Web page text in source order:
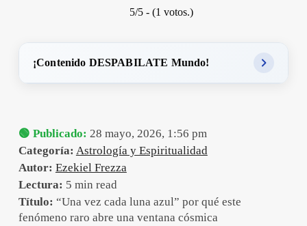
5/5 - (1 votos.)
¡Contenido DESPABILATE Mundo!
🟢 Publicado: 28 mayo, 2026, 1:56 pm
Categoría: Astrología y Espiritualidad
Autor: Ezekiel Frezza
Lectura: 5 min read
Título: “Una vez cada luna azul” por qué este
fenómeno raro abre una ventana cósmica